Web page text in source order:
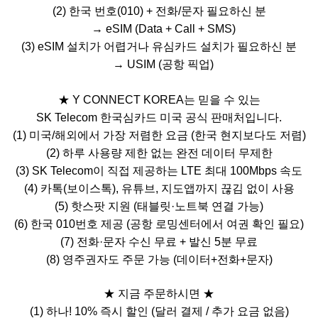
(2) 한국 번호(010) + 전화/문자 필요하신 분
→ eSIM (Data + Call + SMS)
(3) eSIM 설치가 어렵거나 유심카드 설치가 필요하신 분
→ USIM (공항 픽업)
★ Y CONNECT KOREA는 믿을 수 있는
SK Telecom 한국심카드 미국 공식 판매처입니다.
(1) 미국/해외에서 가장 저렴한 요금 (한국 현지보다도 저렴)
(2) 하루 사용량 제한 없는 완전 데이터 무제한
(3) SK Telecom이 직접 제공하는 LTE 최대 100Mbps 속도
(4) 카톡(보이스톡), 유튜브 , 지도앱까지 끊김 없이 사용
(5) 핫스팟 지원 (태블릿·노트북 연결 가능)
(6) 한국 010번호 제공 (공항 로밍센터에서 여권 확인 필요)
(7) 전화·문자 수신 무료 + 발신 5분 무료
(8) 영주권자도 주문 가능 (데이터+전화+문자)
★ 지금 주문하시면 ★
(1) 하나! 10% 즉시 할인 (달러 결제 / 추가 요금 없음)